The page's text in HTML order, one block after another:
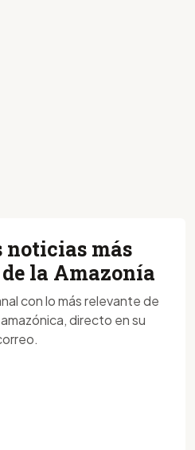
noticias más
la Amazonía
con lo más relevante de
directo en su